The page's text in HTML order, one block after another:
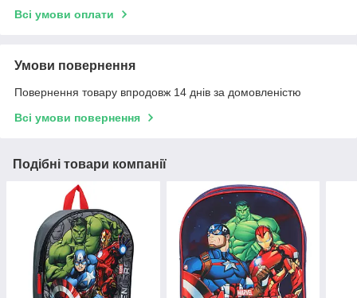
Всі умови оплати
Умови повернення
Повернення товару впродовж 14 днів за домовленістю
Всі умови повернення
Подібні товари компанії